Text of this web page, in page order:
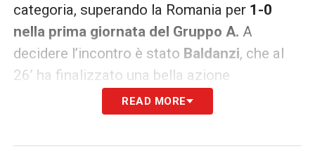
categoria, superando la Romania per 1-0
nella prima giornata del Gruppo A. A
decidere l’incontro è stato Baldanzi, che al
26’ ha finalizzato una bella azione
Ruggericon un sinistro
potente e leggermente deviato. Gli Azzurrini
READ MORE